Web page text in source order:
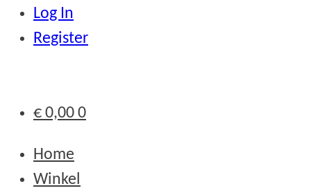
Log In
Register
€ 0,00 0
Home
Winkel